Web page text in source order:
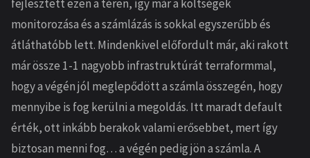
fejlesztett ezen a téren, így már a költségek
monitorozása és a számlázás is sokkal egyszerűbb és
átláthatóbb lett. Mindenkivel előfordult már, aki rakott
már össze 1-1 nagyobb infrastruktúrát terraformmal,
hogy a végén jól meglepődött a számla összegén, hogy
mennyibe is fog kerülni a megoldás. Itt maradt default
érték, ott inkább berakok valami erősebbet, mert így
biztosan menni fog… a végén pedig jön a számla. A